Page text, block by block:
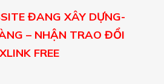
ĐANG XÂY DỰNG-
– NHẬN TRAO ĐỔI
FREE